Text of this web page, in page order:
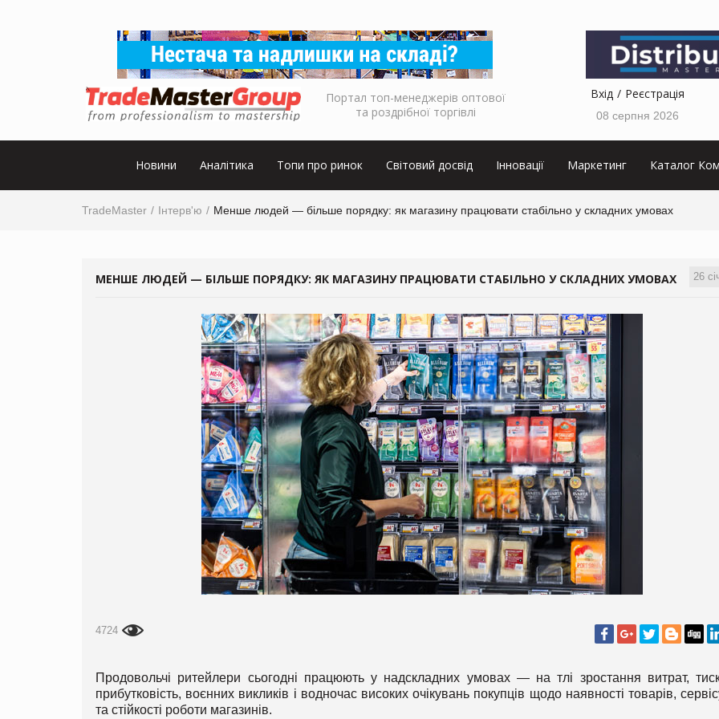
Портал топ-менеджерів оптової
та роздрібної торгівлі
Вхід Реєстрація
08 серпня 2026
Новини Аналітика Топи про ринок Світовий досвід Інновації Маркетинг Каталог
TradeMaster Інтерв'ю Менше людей — більше порядку: як магазину працювати стабільно у складних умовах
26
МЕНШЕ ЛЮДЕЙ — БІЛЬШЕ ПОРЯДКУ: ЯК МАГАЗИНУ ПРАЦЮВАТИ СТАБІЛЬНО У СКЛАДНИХ УМОВАХ
4724
Продовольчі ритейлери сьогодні працюють у надскладних умовах — на тлі зростання витрат,
прибутковість, воєнних викликів і водночас високих очікувань покупців щодо наявності товарів,
та стійкості роботи магазинів.